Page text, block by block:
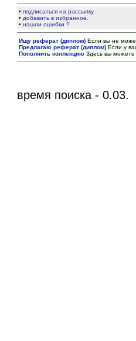
•подписаться на рассылку.
• добавить в избранное.
•нашли ошибки ?
Ищу реферат (диплом) Если вы не
Предлагаю реферат (диплом) Если у
Пополнить коллекцию Здесь вы
время поиска - 0.03.